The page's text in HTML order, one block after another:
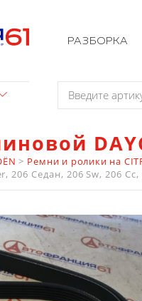
РАЗБОРКА
> Ремни и ролики на
206 Седан, 206 Sw, 206